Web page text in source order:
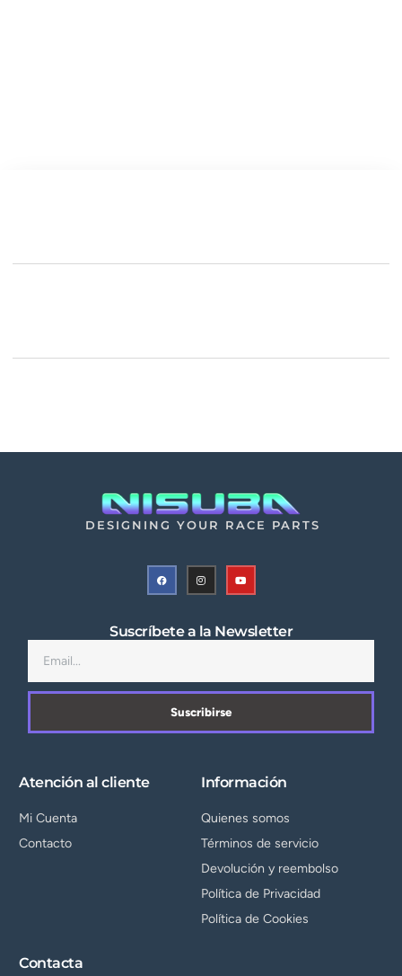
DESIGNING YOUR RACE PARTS
Suscríbete a la Newsletter
Suscribirse
Atención al cliente
Mi Cuenta
Contacto
Información
Quienes somos
Términos de servicio
Devolución y reembolso
Política de Privacidad
Política de Cookies
Contacta